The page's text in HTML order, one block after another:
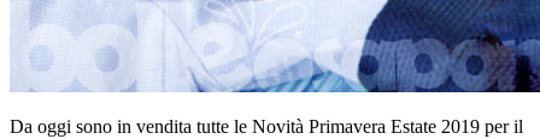
Da oggi sono in vendita tutte le Novità Primavera Estate 2019 per il